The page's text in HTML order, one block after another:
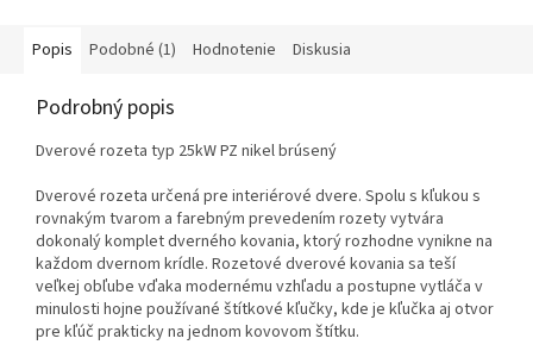
Popis Podobné (1) Hodnotenie Diskusia
Podrobný popis
Dverové rozeta typ 25kW PZ nikel brúsený
Dverové rozeta určená pre interiérové ​​dvere. Spolu s kľukou s
rovnakým tvarom a farebným prevedením rozety vytvára
dokonalý komplet dverného kovania, ktorý rozhodne vynikne na
každom dvernom krídle. Rozetové dverové kovania sa teší
veľkej obľube vďaka modernému vzhľadu a postupne vytláča v
minulosti hojne používané štítkové kľučky, kde je kľučka aj otvor
pre kľúč prakticky na jednom kovovom štítku.